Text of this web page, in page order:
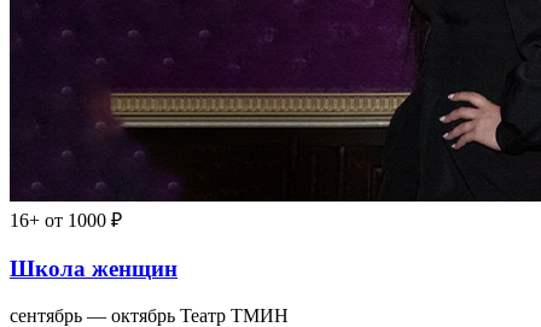
16+ от 1000 ₽
Школа женщин
сентябрь — октябрь Театр ТМИН